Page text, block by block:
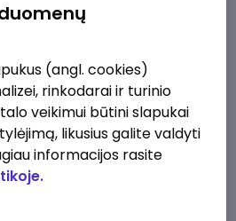
buhalteris(ė)
(angl. cookies)
rinkodarai ir turinio
veikimui būtini slapukai
likusius galite valdyti
informacijos rasite